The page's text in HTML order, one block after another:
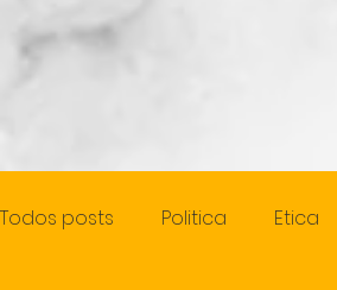
Todos posts Politica Etica